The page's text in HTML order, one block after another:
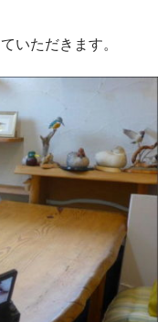
いただきます。